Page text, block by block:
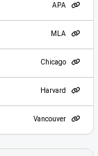
APA
MLA
Chicago
Vancouver